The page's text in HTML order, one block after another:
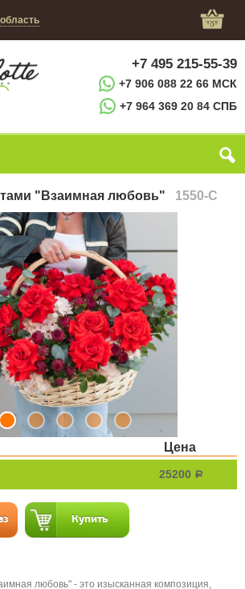
+7 495 215-55-39
+7 906 088 22 66 МСК
+7 964 369 20 84 СПБ
"Взаимная любовь" 1550-C
Цена
25200 a
любовь" - это изысканная композиция,